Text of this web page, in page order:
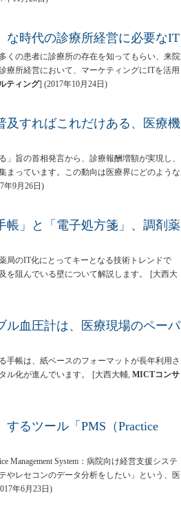
な時代の診療所経営に必要なIT
くの患者に診療所の存在を知ってもらい、来院
療所経営において、マーケティングにITを活用
ティング] (2017年10月24日 )
すればこれだけある、医療機
」旨の首相発言から、診療報酬増額が実現し、
まっています。この動向は医療界にどのような
年9月26日 )
帳」と「電子処方箋」、調剤薬
局のIT化にとってキーとなる技術トレンドで
阻んでいる壁について解説します。
[大西大
ル血圧計は、医療現場のペーパ
手帳は、紙ベースのフォーマットが長年利用さ
ル化が進んでいます。
[大西大輔, MICTコンサ
るツール「PMS（Practice
Management System：病院向け経営支援システ
やレセコンのデータ分析をしたい」という、医
年6月23日 )